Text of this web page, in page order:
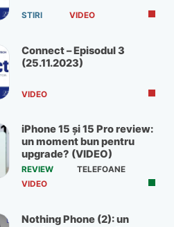
STIRI VIDEO
Connect – Episodul 3
(25.11.2023)
VIDEO
iPhone 15 și 15 Pro review:
un moment bun pentru
upgrade? (VIDEO)
REVIEW
TELEFOANE
VIDEO
Nothing Phone (2): un